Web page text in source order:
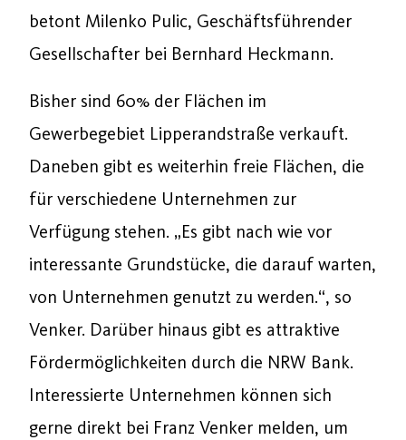
betont Milenko Pulic, Geschäftsführender
Gesellschafter bei Bernhard Heckmann.
Bisher sind 60% der Flächen im
Gewerbegebiet Lipperandstraße verkauft.
Daneben gibt es weiterhin freie Flächen, die
für verschiedene Unternehmen zur
Verfügung stehen. „Es gibt nach wie vor
interessante Grundstücke, die darauf warten,
von Unternehmen genutzt zu werden.“, so
Venker. Darüber hinaus gibt es attraktive
Fördermöglichkeiten durch die NRW Bank.
Interessierte Unternehmen können sich
gerne direkt bei Franz Venker melden, um